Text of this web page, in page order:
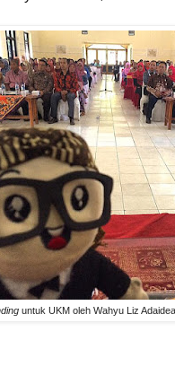
untuk UKM oleh Wahyu Liz